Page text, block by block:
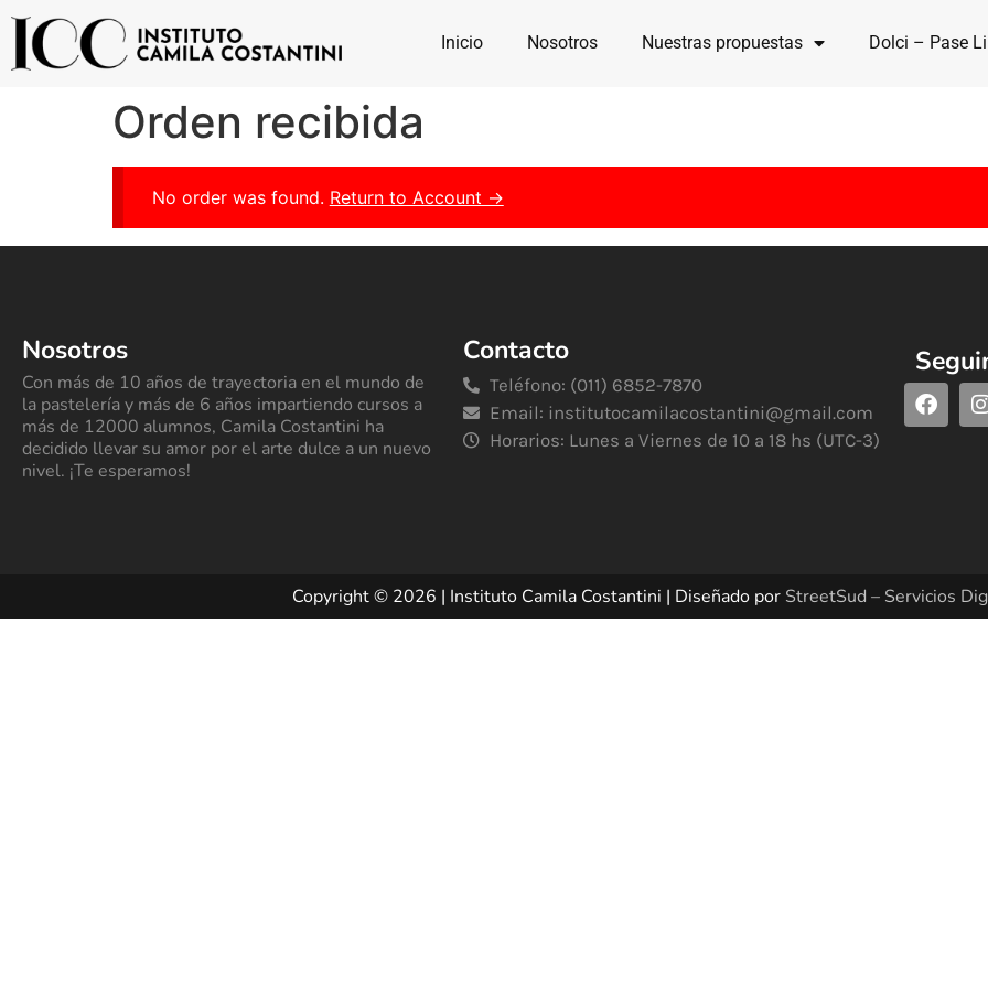
Inicio Nosotros Nuestras propuestas Dolci – Pase
Orden recibida
No order was found. Return to Account →
Nosotros
Con más de 10 años de trayectoria en el mundo de
la pastelería y más de 6 años impartiendo cursos a
más de 12000 alumnos, Camila Costantini ha
decidido llevar su amor por el arte dulce a un nuevo
nivel. ¡Te esperamos!
Contacto
Teléfono: (011) 6852-7870
Email: institutocamilacostantini@gmail.com
Horarios: Lunes a Viernes de 10 a 18 hs (UTC-3)
Copyright © 2026 | Instituto Camila Costantini | Diseñado por StreetSud – Servicios